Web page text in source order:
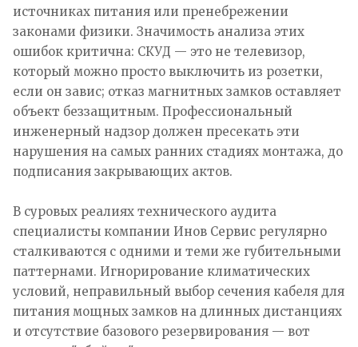
источниках питания или пренебрежении
законами физики. Значимость анализа этих
ошибок критична: СКУД — это не телевизор,
который можно просто выключить из розетки,
если он завис; отказ магнитных замков оставляет
объект беззащитным. Профессиональный
инженерный надзор должен пресекать эти
нарушения на самых ранних стадиях монтажа, до
подписания закрывающих актов.
В суровых реалиях технического аудита
специалисты компании Инов Сервис регулярно
сталкиваются с одними и теми же губительными
паттернами. Игнорирование климатических
условий, неправильный выбор сечения кабеля для
питания мощных замков на длинных дистанциях
и отсутствие базового резервирования — вот